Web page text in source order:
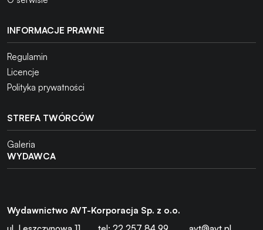
INFORMACJE PRAWNE
Regulamin
Licencje
Polityka prywatności
STREFA TWÓRCÓW
Galeria
WYDAWCA
Wydawnictwo AVT-Korporacja Sp. z o.o.